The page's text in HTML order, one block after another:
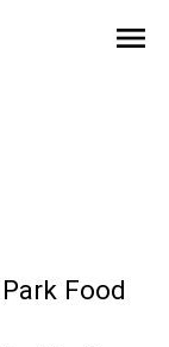
menu
Food